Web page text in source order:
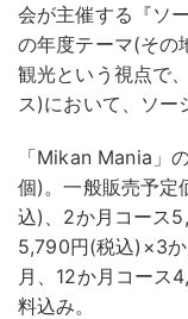
会が主催する『ソ
の年度テーマ(その
観光という視点で
ス)において、ソー
「Mikan Mania」
個)。一般販売予定
込)、2か月コース
5,790円(税込)×3
月、12か月コース
料込み。